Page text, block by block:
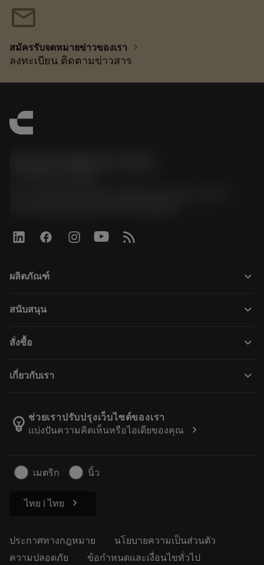
mail
สมัครรับจดหมายข่าวของเรา chevron_right
ลงทะเบียน ติดตามข่าวสาร
ผลิตภัณฑ์ keyboard_arrow_down
ซอฟต์แวร์ทั้งหมด
การรีไซเคิล
Tailor Made
สนับสนุน keyboard_arrow_down
ผู้จัดจำหน่ายและผู้เชี่ยวชาญ
คู่มือและบทช่วยสอน
สั่งซื้อ keyboard_arrow_down
สั่งซื้อ
ติดตามคำสั่งซื้อของคุณ
ทำใบเสนอราคา
เกี่ยวกับเรา keyboard_arrow_down
Manufacturing Wellness
อาชีพ
บทความ
สำหรับสื่อมวลชน
emoji_objects ช่วยเราปรับปรุงเว็บไซต์ของเรา
แบ่งปันความคิดเห็นหรือไอเดียของคุณ
chevron_right
เมตริก นิ้ว
ไทย | ไทย chevron_right
ประกาศทางกฎหมาย
นโยบายความเป็นส่วนตัว
ความปลอดภัย
ข้อกำหนดและเงื่อนไขทั่วไป